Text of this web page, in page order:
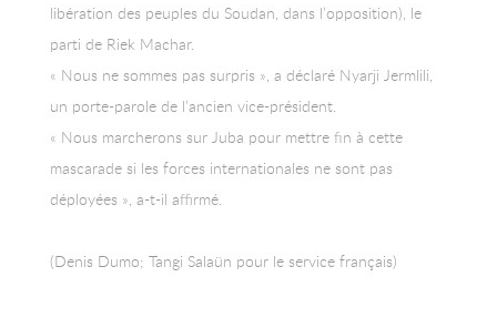
libération des peuples du Soudan, dans l’opposition), le
parti de Riek Machar.
« Nous ne sommes pas surpris », a déclaré Nyarji Jermlili,
un porte-parole de l’ancien vice-président.
« Nous marcherons sur Juba pour mettre fin à cette
mascarade si les forces internationales ne sont pas
déployées », a-t-il affirmé.
(Denis Dumo; Tangi Salaün pour le service français)